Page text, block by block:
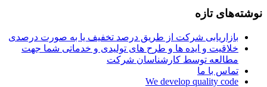
نوشته‌های تازه
بازاریابی شرکت از طریق درصد تخفیف یا به صورت درصدی
خلاقیت و ایده ها و طرح های تولیدی و خدماتی شما جهت
مطالعه توسط کارشناسان شرکت
تماس با ما
We develop quality code